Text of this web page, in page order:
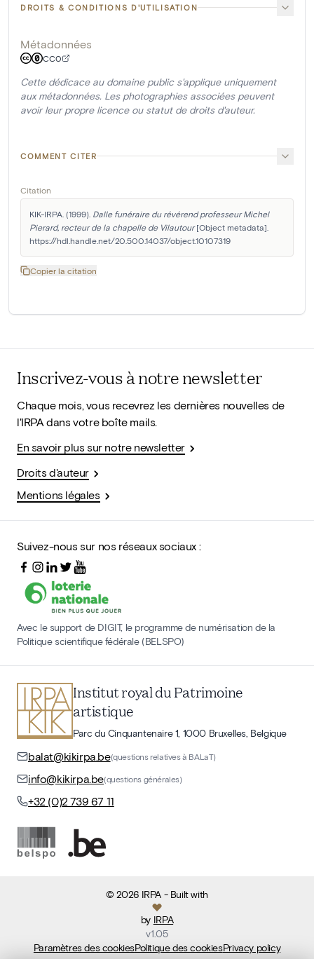
DROITS & CONDITIONS D'UTILISATION
Métadonnées
CC0
Cette dédicace au domaine public s'applique uniquement
aux métadonnées. Les photographies associées peuvent
avoir leur propre licence ou statut de droits d'auteur.
COMMENT CITER
Citation
KIK-IRPA. (1999). Dalle funéraire du révérend professeur Michel
Pierard, recteur de la chapelle de Vilautour [Object metadata].
https://hdl.handle.net/20.500.14037/object.10107319
Copier la citation
Inscrivez-vous à notre newsletter
Chaque mois, vous recevrez les dernières nouvelles de
l'IRPA dans votre boîte mails.
En savoir plus sur notre newsletter
Droits d'auteur
Mentions légales
Suivez-nous sur nos réseaux sociaux :
Avec le support de DIGIT, le programme de numérisation de la
Politique scientifique fédérale (BELSPO)
Institut royal du Patrimoine
artistique
Parc du Cinquantenaire 1, 1000 Bruxelles, Belgique
balat@kikirpa.be(questions relatives à BALaT)
info@kikirpa.be(questions générales)
+32 (0)2 739 67 11
©2026 IRPA- Built with
by IRPA
v1.05
Paramètres des cookiesPolitique des cookiesPrivacy policy